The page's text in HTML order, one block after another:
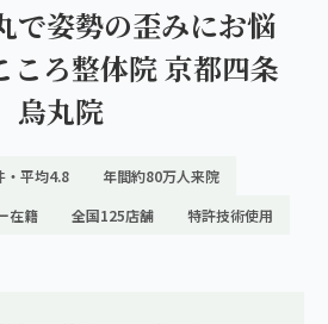
で姿勢の歪みにお悩
ころ整体院 京都四条
烏丸院
・平均4.8
年間約80万人来院
在籍
全国125店舗 特許技術使用